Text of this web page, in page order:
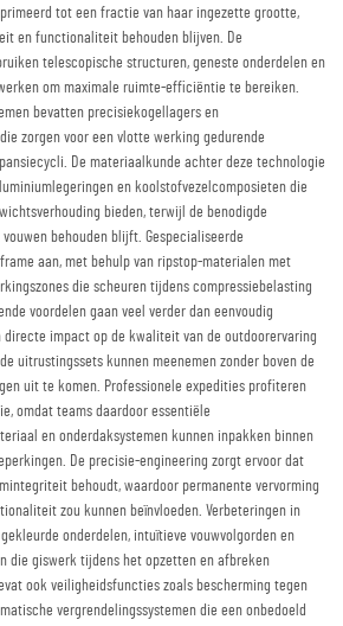
tot een fractie van haar ingezette grootte,
en functionaliteit behouden blijven. De
telescopische structuren, geneste onderdelen en
om maximale ruimte-efficiëntie te bereiken.
bevatten precisiekogellagers en
zorgen voor een vlotte werking gedurende
De materiaalkunde achter deze technologie
en koolstofvezelcomposieten die
bieden, terwijl de benodigde
behouden blijft. Gespecialiseerde
aan, met behulp van ripstop-materialen met
die scheuren tijdens compressiebelasting
voordelen gaan veel verder dan eenvoudig
directe impact op de kwaliteit van de outdoorervaring
uitrustingssets kunnen meenemen zonder boven de
uit te komen. Professionele expedities profiteren
omdat teams daardoor essentiële
en onderdaksystemen kunnen inpakken binnen
De precisie-engineering zorgt ervoor dat
behoudt, waardoor permanente vervorming
zou kunnen beïnvloeden. Verbeteringen in
onderdelen, intuïtieve vouwvolgorden en
die giswerk tijdens het opzetten en afbreken
ook veiligheidsfuncties zoals bescherming tegen
vergrendelingssystemen die een onbedoeld